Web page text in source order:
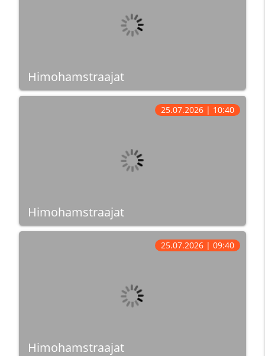
Himohamstraajat
Himohamstraajat
25.07.2026 | 10:40
Himohamstraajat
25.07.2026 | 09:40